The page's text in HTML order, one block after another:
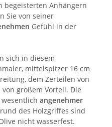
begeisterten Anhängern
Sie von seiner
Gefühl in der
sich in diesem
mittelspitzer 16 cm
dem Zerteilen von
großem Vorteil. Die
angenehmer
des Holzgriffes sind
nicht wasserfest.